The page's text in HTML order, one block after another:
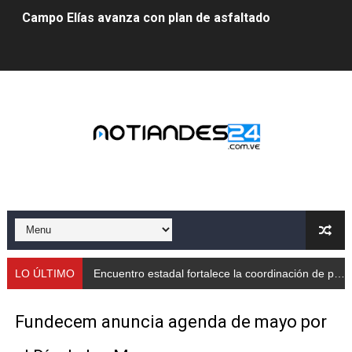
Campo Elías avanza con plan de asfaltado
Venezuela instala su primer detector de
Gobernación de Mérida instalará mesa de trabajo con
Niños merideños potencian su talento en plan
Gobierno bolivariano avanza en la transformación del
LO ÚLTIMO Encuentro estadal fortalece la coordinación de políticas sociales en Mérida
Fundecem anuncia agenda de mayo por